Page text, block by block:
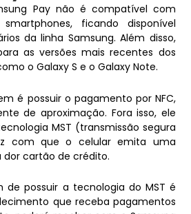
Pay não é compatível com
ficando disponível
da linha Samsung. Além disso,
as versões mais recentes dos
o Galaxy S e o Galaxy Note.
é possuir o pagamento por NFC,
de aproximação. Fora isso, ele
MST (transmissão segura
com que o celular emita uma
cartão de crédito.
de possuir a tecnologia do MST é
que receba pagamentos